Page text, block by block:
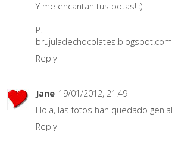
Y me encantan tus botas! :)
P.
brujuladechocolates.blogspot.com
Reply
Jane 19/01/2012, 21:49
Hola, las fotos han quedado
Reply